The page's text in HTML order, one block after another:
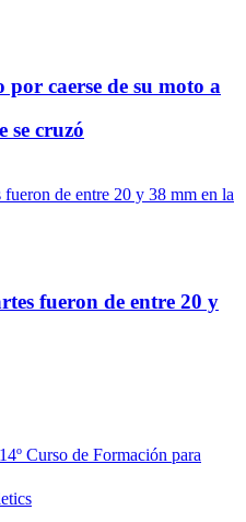
caerse de su moto a
se cruzó
fueron de entre 20 y